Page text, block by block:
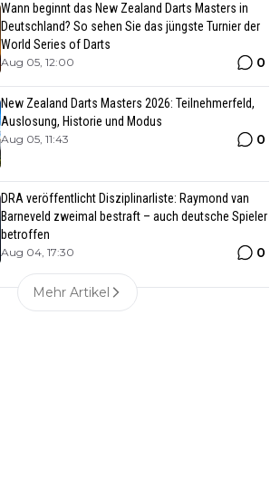
Wann beginnt das New Zealand Darts Masters in
Deutschland? So sehen Sie das jüngste Turnier der
World Series of Darts
Aug 05, 12:00 0
New Zealand Darts Masters 2026: Teilnehmerfeld,
Auslosung, Historie und Modus
Aug 05, 11:43 0
DRA veröffentlicht Disziplinarliste: Raymond van
Barneveld zweimal bestraft – auch deutsche Spieler
betroffen
Aug 04, 17:30 0
Mehr Artikel